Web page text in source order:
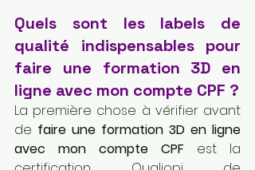
Quels sont les labels de
qualité indispensables pour
faire une formation 3D en
ligne avec mon compte CPF ?
La première chose à vérifier avant
de faire une formation 3D en ligne
avec mon compte CPF est la